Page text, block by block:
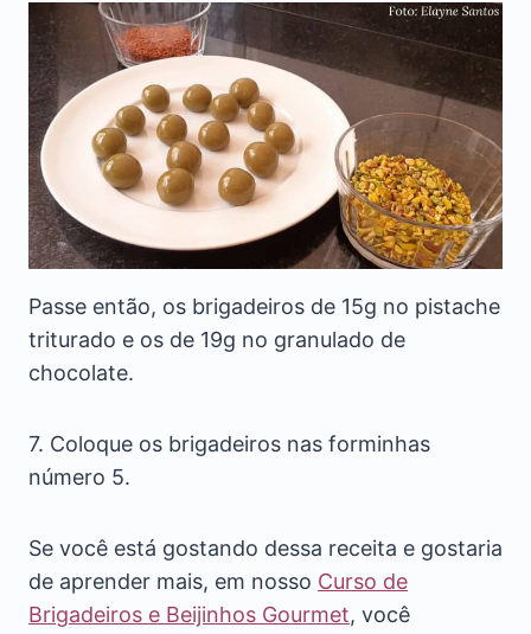
Passe então, os brigadeiros de 15g no pistache
triturado e os de 19g no granulado de
chocolate.
7. Coloque os brigadeiros nas forminhas
número 5.
Se você está gostando dessa receita e gostaria
de aprender mais, em nosso Curso de
Brigadeiros e Beijinhos Gourmet, você